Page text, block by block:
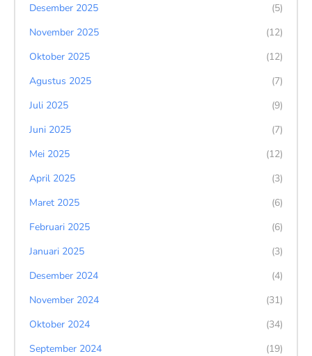
Desember 2025
(5)
November 2025
(12)
Oktober 2025
(12)
Agustus 2025
(7)
Juli 2025
(9)
Juni 2025
(7)
Mei 2025
(12)
April 2025
(3)
Maret 2025
(6)
Februari 2025
(6)
Januari 2025
(3)
Desember 2024
(4)
November 2024
(31)
Oktober 2024
(34)
September 2024
(19)